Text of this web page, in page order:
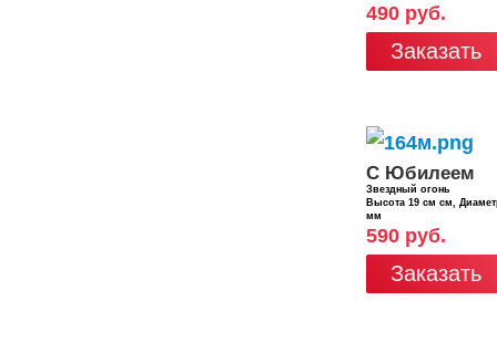
490 руб.
Заказать
С Юбилеем
Звездный огонь
Высота 19 см см,
мм
590 руб.
Заказать